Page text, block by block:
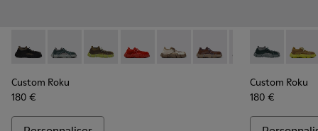
Custom Roku - K100953-999-R002 - Basket en kit pour
Custom Roku - K100953-005 - Baskets grises pour
Custom Roku - K100953-999-R007 - Basket
Custom Roku - K100953-002 - Basket
Custom Roku - K100953-008 -
Custom Roku -Custom Roku -
Custom
Custom Roku
180 €
Custom
Custom Roku
180 €